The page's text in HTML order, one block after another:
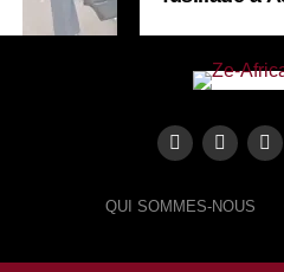
QUI SOMMES-NOUS